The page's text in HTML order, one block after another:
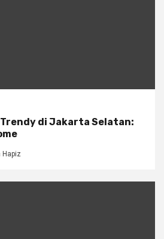
di Jakarta Selatan:
Hapiz